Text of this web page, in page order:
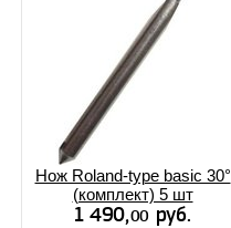
Нож Roland-type basic 30°
(комплект) 5 шт